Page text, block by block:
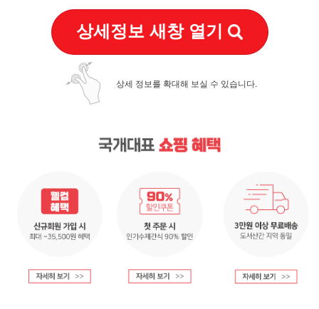
상세정보 새창 열기
상세 정보를 확대해 보실 수 있습니다.